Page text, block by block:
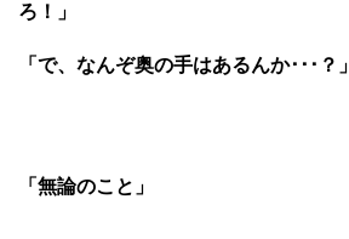
ろ！」
「で、なんぞ奥の手はあるんか･･･？」
「無論のこと」